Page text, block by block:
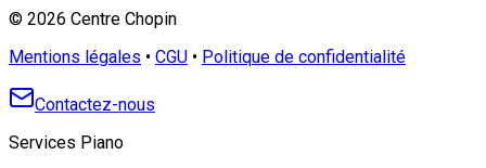
© 2026 Centre Chopin
Mentions légales • CGU • Politique de confidentialité
Contactez-nous
Services Piano